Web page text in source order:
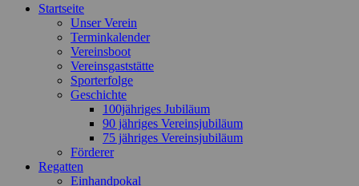
oben
Startseite
Unser Verein
Terminkalender
Vereinsboot
Vereinsgaststätte
Sporterfolge
Geschichte
100jähriges Jubiläum
90 jähriges Vereinsjubiläum
75 jähriges Vereinsjubiläum
Förderer
Regatten
Einhandpokal